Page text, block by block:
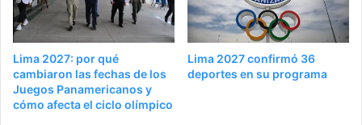
Lima 2027: por qué
cambiaron las fechas de los
Juegos Panamericanos y
cómo afecta el ciclo olímpico
Lima 2027 confirmó 36
deportes en su programa